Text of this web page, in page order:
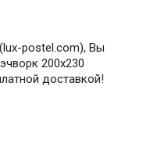
postel.com), Вы
200х230
доставкой!